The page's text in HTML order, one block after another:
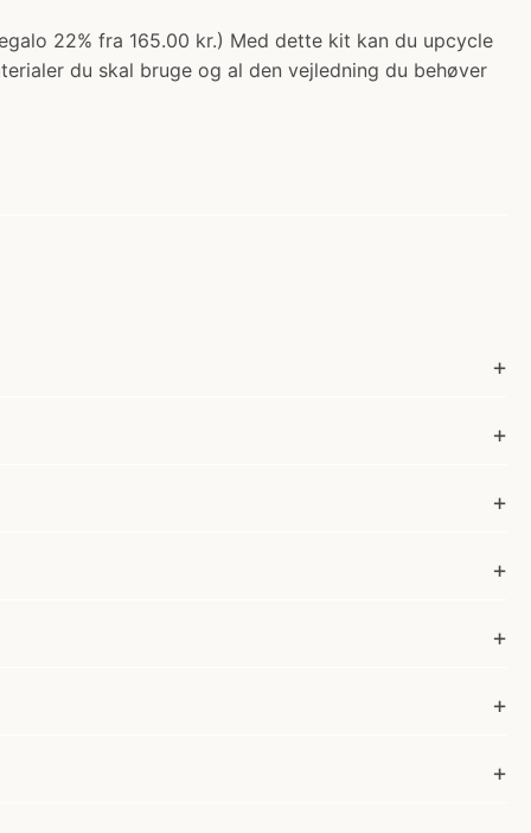
22% fra 165.00 kr.) Med dette kit kan du upcycle
du skal bruge og al den vejledning du behøver